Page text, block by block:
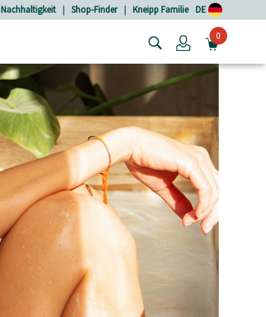
Nachhaltigkeit | Shop-Finder | Kneipp Familie DE
Login0